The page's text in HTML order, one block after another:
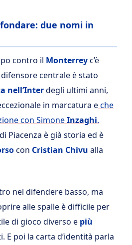
due nomi in
contro il Monterreyc’è
difensore centrale è stato
nell’Interdegli ultimi anni,
in marcatura eche
con SimoneInzaghi.
Piacenza è già storia ed è
con Cristian Chivu alla
nel difendere basso, ma
alle spalle è difficile per
di gioco diverso e più
E poi la carta d’identità parla